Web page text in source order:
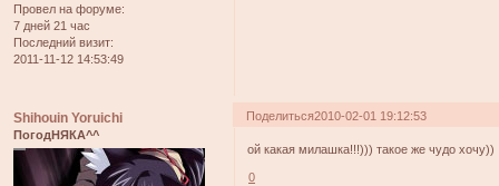
Провел на форуме:
7 дней 21 час
Последний визит:
2011-11-12 14:53:49
Поделиться2010-02-01 19:12:53
Shihouin Yoruichi
ПогодНЯКА^^
ой какая милашка!!!))) такое же чудо хочу))
0